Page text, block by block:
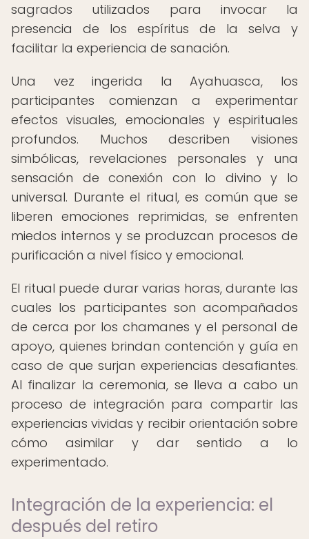
sagrados utilizados para invocar la
presencia de los espíritus de la selva y
facilitar la experiencia de sanación.
Una vez ingerida la Ayahuasca, los
participantes comienzan a experimentar
efectos visuales, emocionales y espirituales
profundos. Muchos describen visiones
simbólicas, revelaciones personales y una
sensación de conexión con lo divino y lo
universal. Durante el ritual, es común que se
liberen emociones reprimidas, se enfrenten
miedos internos y se produzcan procesos de
purificación a nivel físico y emocional.
El ritual puede durar varias horas, durante las
cuales los participantes son acompañados
de cerca por los chamanes y el personal de
apoyo, quienes brindan contención y guía en
caso de que surjan experiencias desafiantes.
Al finalizar la ceremonia, se lleva a cabo un
proceso de integración para compartir las
experiencias vividas y recibir orientación sobre
cómo asimilar y dar sentido a lo
experimentado.
Integración de la experiencia: el
después del retiro